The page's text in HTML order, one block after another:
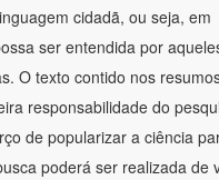
cidadã, ou seja, em
ser entendida por
O texto contido nos
responsabilidade do
de popularizar a ciência
poderá ser realizada de